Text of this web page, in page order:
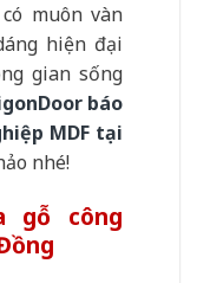
muôn vàn
hiện đại
gian sống
báo
MDF tại
nhé!
gỗ công